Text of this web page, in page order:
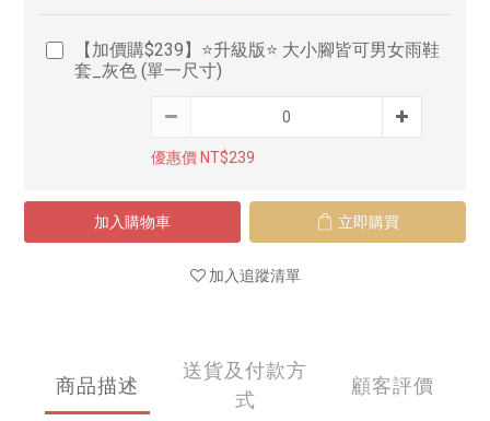
【加價購$239】⭐升級版⭐ 大小腳皆可男女雨鞋
套_灰色 (單一尺寸)
優惠價 NT$239
加入購物車 立即購買
加入追蹤清單
商品描述
送貨及付款方
式
顧客評價